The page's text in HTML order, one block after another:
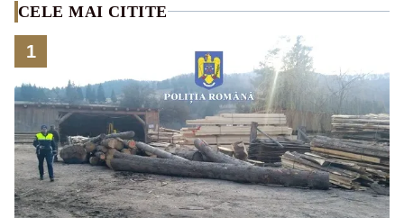
CELE MAI CITITE
1